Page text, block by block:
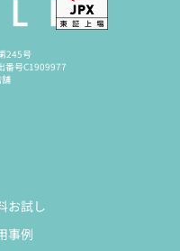
245号
番号C1909977
お試し
事例